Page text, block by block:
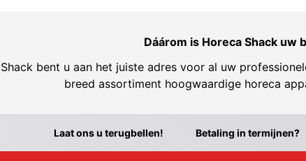
Dáárom is Horeca Shack uw
bent u aan het juiste adres voor al uw
breed assortiment hoogwaardige horeca
Laat ons u terugbellen! Betaling in termijnen?